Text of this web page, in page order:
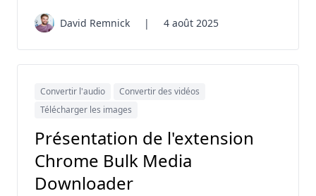
David Remnick | 4 août 2025
Convertir l'audio
Convertir des vidéos
Télécharger les images
Présentation de l'extension
Chrome Bulk Media
Downloader